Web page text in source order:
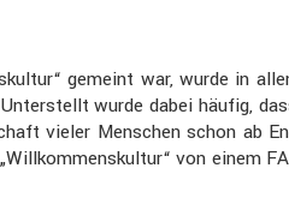
gemeint war, wurde in
wurde dabei häufig,
vieler Menschen schon ab
von einem